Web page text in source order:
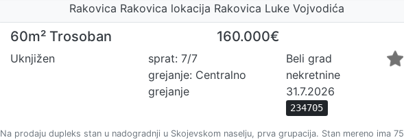
Rakovica Rakovica lokacija Rakovica Luke Vojvodića
60m² Trosoban 160.000€
Uknjižen
sprat: 7/7
grejanje: Centralno
grejanje
Beli grad
nekretnine
31.7.2026
234705
Na prodaju dupleks stan u nadogradnji u Skojevskom naselju, prva grupacija. Stan mereno ima 75